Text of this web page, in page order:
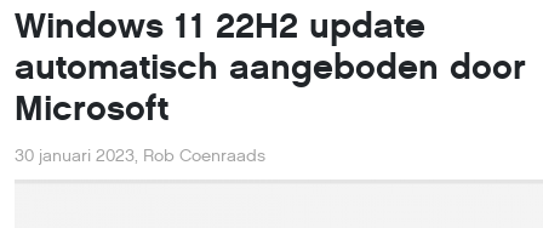
Windows 11 22H2 update
automatisch aangeboden door
Microsoft
30 januari 2023, Rob Coenraads